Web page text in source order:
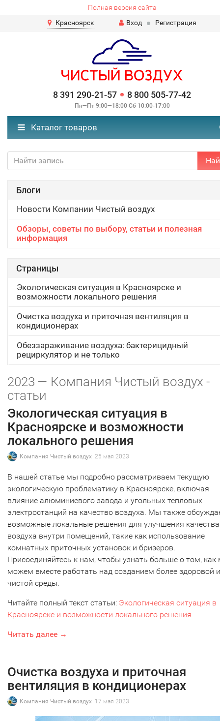
Полная версия сайта
Красноярск
Вход Регистрация
8 391 290-21-57 8 800 505-77-42
Пн—Пт 9:00—18:00 Сб 10:00-17:00
Каталог товаров
Блоги
Новости Компании Чистый воздух
Обзоры, советы по выбору, статьи и полезная
информация
Страницы
Экологическая ситуация в Красноярске и
возможности локального решения
Очистка воздуха и приточная вентиляция в
кондиционерах
Обеззараживание воздуха: бактерицидный
рециркулятор и не только
2023 — Компания Чистый воздух -
статьи
Экологическая ситуация в
Красноярске и возможности
локального решения
Компания Чистый воздух 25 мая 2023
В нашей статье мы подробно рассматриваем текущую
экологическую проблематику в Красноярске, включая
влияние алюминиевого завода и угольных тепловых
электростанций на качество воздуха. Мы также
возможные локальные решения для улучшения качества
воздуха внутри помещений, такие как использование
комнатных приточных установок и бризеров.
Присоединяйтесь к нам, чтобы узнать больше о том,
можем вместе работать над созданием более здоровой и
чистой среды.
Читайте полный текст статьи: Экологическая ситуация в
Красноярске и возможности локального решения
Читать далее →
Очистка воздуха и приточная
вентиляция в кондиционерах
Компания Чистый воздух 17 мая 2023